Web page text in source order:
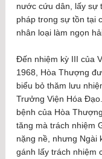
nước cứu dân, lấy sự
pháp trong sự tồn tại
nhân loại làm ngọn
Đến nhiệm kỳ III của
1968, Hòa Thượng
biểu bỏ thăm lưu
Trưởng Viện Hóa
bệnh của Hòa
tăng mà trách nhiệm
nặng nề, nhưng Ngài
gánh lấy trách nhiệm